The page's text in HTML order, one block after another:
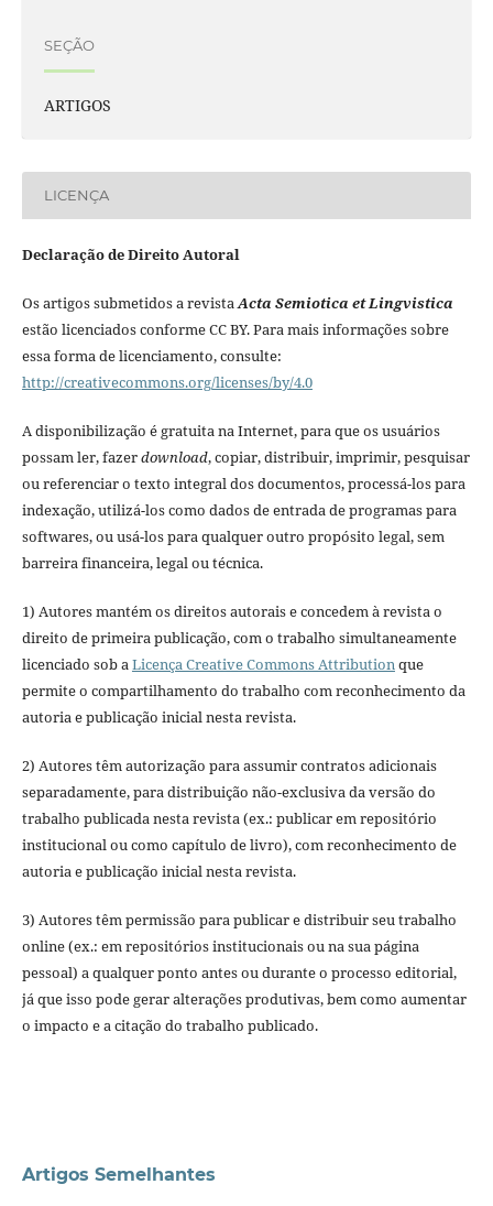
SEÇÃO
ARTIGOS
LICENÇA
Declaração de Direito Autoral
Os artigos submetidos a revista Acta Semiotica et Lingvistica
estão licenciados conforme CC BY. Para mais informações sobre
essa forma de licenciamento, consulte:
http://creativecommons.org/licenses/by/4.0
A disponibilização é gratuita na Internet, para que os usuários
possam ler, fazerdownload, copiar, distribuir, imprimir, pesquisar
ou referenciar o texto integral dos documentos, processá-los para
indexação, utilizá-los como dados de entrada de programas para
softwares, ou usá-los para qualquer outro propósito legal, sem
barreira financeira, legal ou técnica.
1) Autores mantém os direitos autorais e concedem à revista o
direito de primeira publicação, com o trabalho simultaneamente
licenciado sob aLicença Creative Commons Attributionque
permite o compartilhamento do trabalho com reconhecimento da
autoria e publicação inicial nesta revista.
2) Autores têm autorização para assumir contratos adicionais
separadamente, para distribuição não-exclusiva da versão do
trabalho publicada nesta revista (ex.: publicar em repositório
institucional ou como capítulo de livro), com reconhecimento de
autoria e publicação inicial nesta revista.
3) Autores têm permissão para publicar e distribuir seu trabalho
online (ex.: em repositórios institucionais ou na sua página
pessoal) a qualquer ponto antes ou durante o processo editorial,
já que isso pode gerar alterações produtivas, bem como aumentar
o impacto e a citação do trabalho publicado.
Artigos Semelhantes